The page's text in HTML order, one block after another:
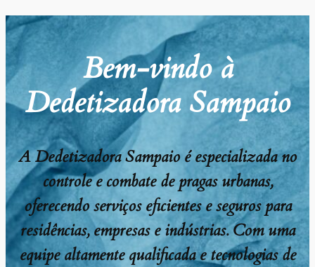
Bem-vindo à
Dedetizadora Sampaio
A Dedetizadora Sampaio é especializada no
controle e combate de pragas urbanas,
oferecendo serviços eficientes e seguros para
residências, empresas e indústrias. Com uma
equipe altamente qualificada e tecnologias de